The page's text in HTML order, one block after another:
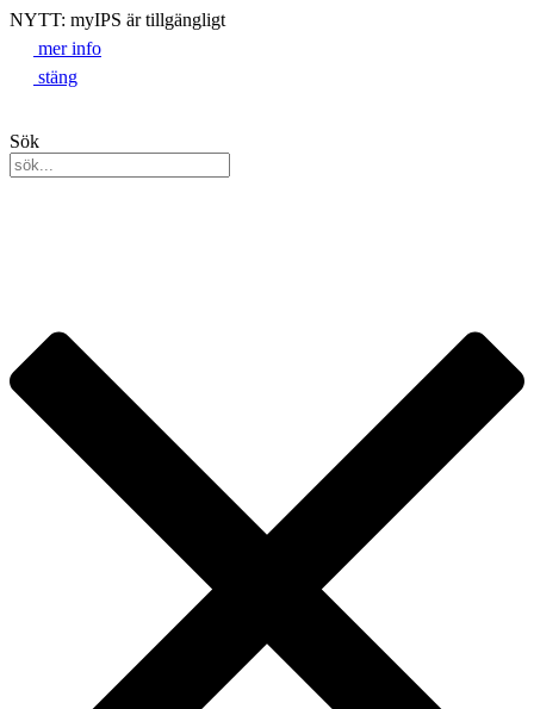
NYTT: myIPS är tillgängligt
mer info
stäng
Sök